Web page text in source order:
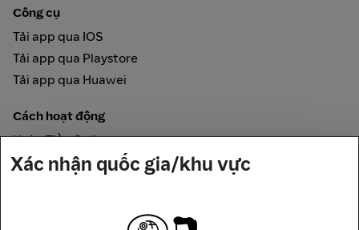
Công cụ
Tải app qua IOS
Tải app qua Playstore
Tải app qua Huawei
Cách hoạt động
Hoàn Tiền Online
Được đảm bảo bởi
Xác nhận quốc gia/khu vực